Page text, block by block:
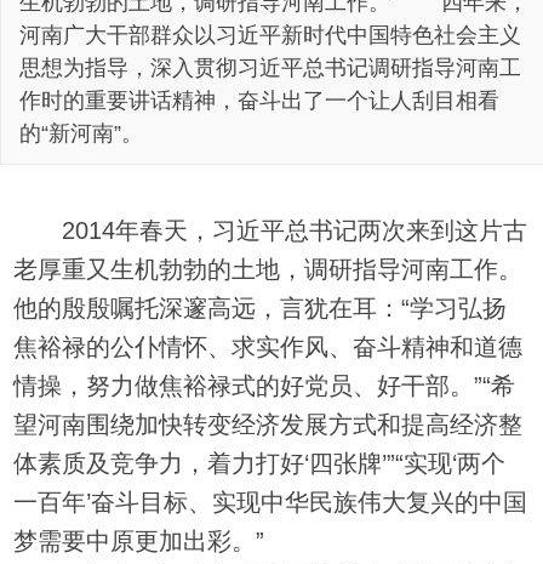
河南广大干部群众以习近平新时代中国特色社会主义
思想为指导，深入贯彻习近平总书记调研指导河南工
作时的重要讲话精神，奋斗出了一个让人刮目相看
的“新河南”。
2014年春天，习近平总书记两次来到这片古
老厚重又生机勃勃的土地，调研指导河南工作。
他的殷殷嘱托深邃高远，言犹在耳：“学习弘扬
焦裕禄的公仆情怀、求实作风、奋斗精神和道德
情操，努力做焦裕禄式的好党员、好干部。”“希
望河南围绕加快转变经济发展方式和提高经济整
体素质及竞争力，着力打好‘四张牌’”“实现‘两个
一百年’奋斗目标、实现中华民族伟大复兴的中国
梦需要中原更加出彩。”